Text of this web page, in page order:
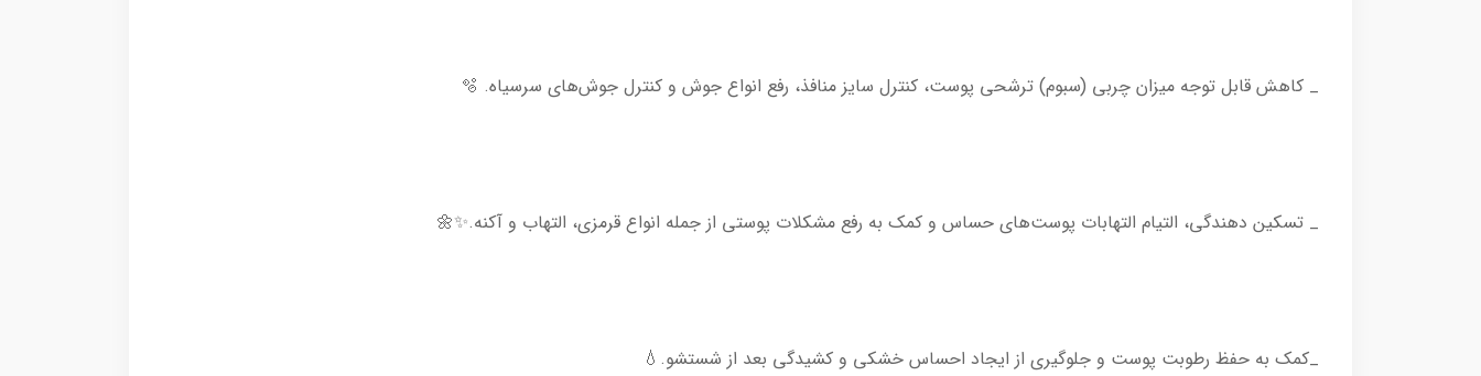
_ کاهش قابل توجه میزان چربی (سبوم) ترشحی پوست، کنترل سایز منافذ، رفع انواع جوش و کنترل جوش‌های سرسیاه. 🫧
_ تسکین دهندگی، التیام التهابات پوست‌های حساس و کمک به رفع مشکلات پوستی از جمله انواع قرمزی، التهاب و آکنه.✨🌼
_کمک به حفظ رطوبت پوست و جلوگیری از ایجاد احساس خشکی و کشیدگی بعد از شستشو.💧